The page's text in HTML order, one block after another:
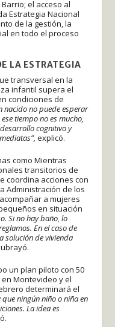
el acceso al
Estrategia Nacional
de la gestión, la
en todo el proceso
LA ESTRATEGIA
transversal en la
infantil supera el
condiciones de
nacido no puede esperar
tiempo no es mucho,
cognitivo y
explicó.
como Mientras
transitorios de
coordina acciones con
Administración de los
a mujeres
en situación
Si no hay baño, lo
En el caso de
solución de vivienda
un plan piloto con 50
Montevideo y el
determinará el
que ningún niño o niña en
La idea es